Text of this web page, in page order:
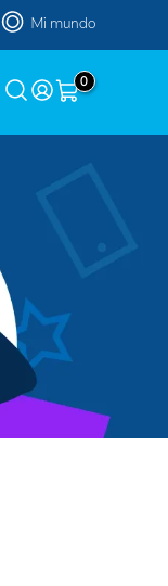
Mi mundo
0